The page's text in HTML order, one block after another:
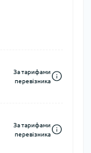
За тарифами
перевізника
За тарифами
перевізника